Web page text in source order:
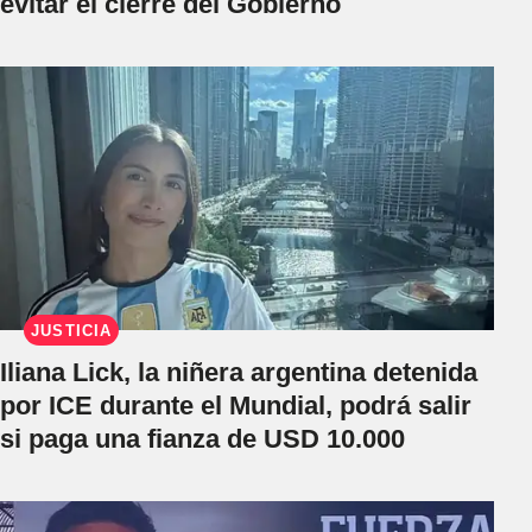
JUSTICIA
Iliana Lick, la niñera argentina detenida
por ICE durante el Mundial, podrá salir
si paga una fianza de USD 10.000